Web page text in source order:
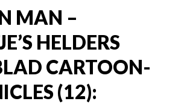
MAN –
HELDERS
CARTOON-
(12):